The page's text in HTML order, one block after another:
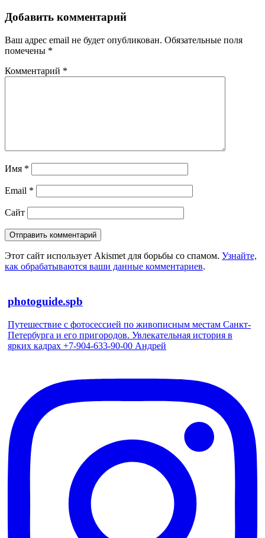
Добавить комментарий
Ваш адрес email не будет опубликован. Обязательные поля
помечены *
Комментарий *
Имя *
Email *
Сайт
Этот сайт использует Akismet для борьбы со спамом. Узнайте,
как обрабатываются ваши данные комментариев.
photoguide.spb
Путешествие с фотосессией по живописным местам Санкт-
Петербурга и его пригородов. Увлекательная история в
ярких кадрах +7-904-633-90-00 Андрей